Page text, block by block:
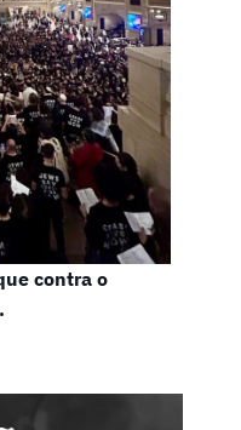
contra o